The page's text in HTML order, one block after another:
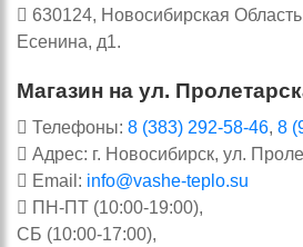
630124, Новосибирская
Есенина, д1.
Магазин на ул.
Телефоны: 8 (383) 292-58-46, 8
Адрес: г. Новосибирск, ул.
Email: info@vashe-teplo.su
ПН-ПТ (10:00-19:00),
СБ (10:00-17:00),